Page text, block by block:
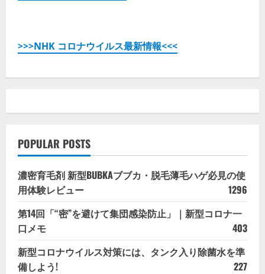
>>>NHK コロナウイルス最新情報<<<
POPULAR POSTS
濃密育毛剤 新型BUBKAブブカ・脱毛薄毛ハゲ必見の使
用体験レビュー
1296
第14回「“密”を避けて集団感染防止」｜新型コロナ一
口メモ
403
新型コロナウイルス対策には、タンク入り除菌水を準
備しよう!
227